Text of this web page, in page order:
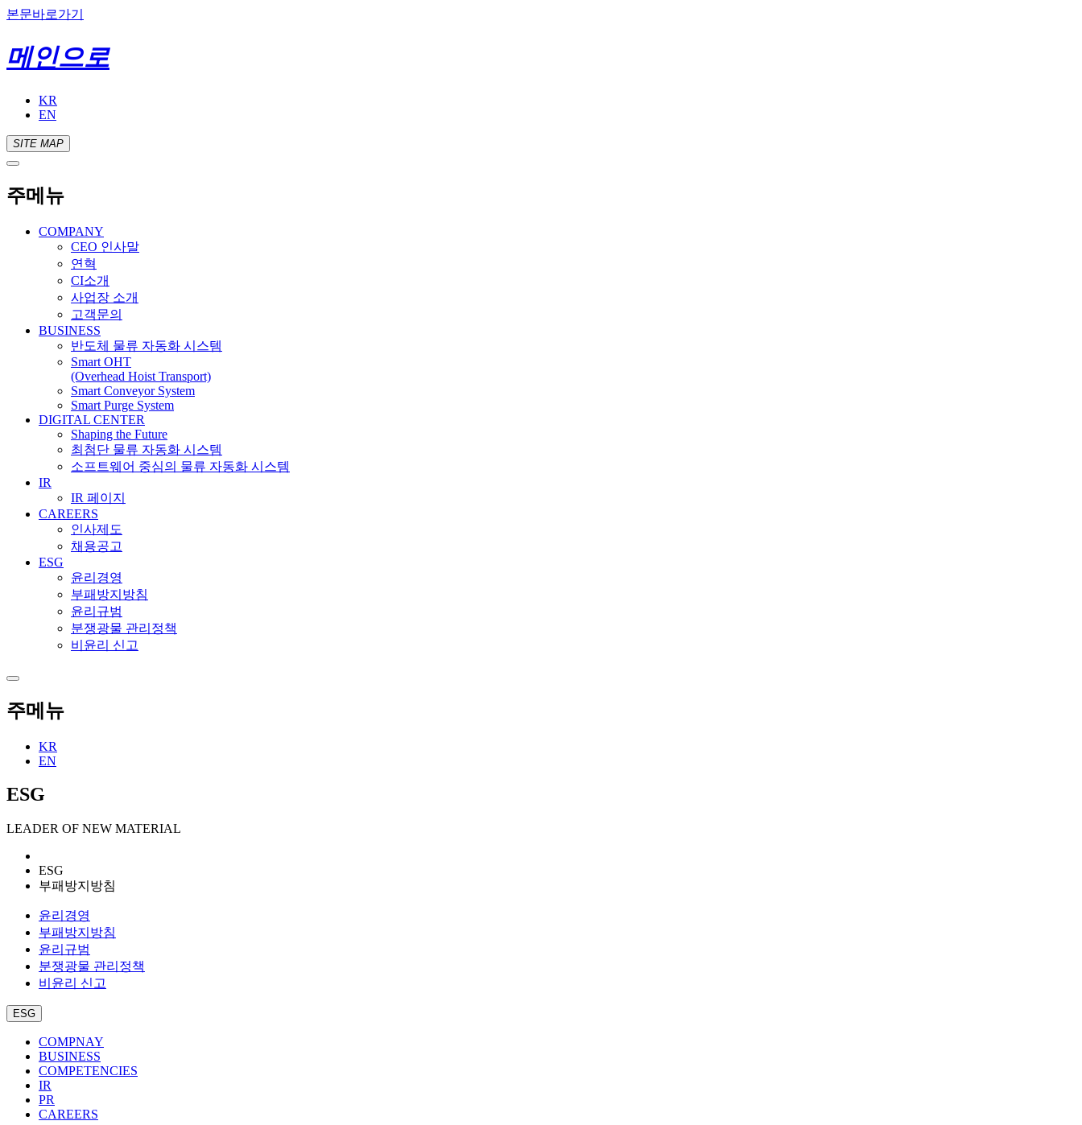
본문바로가기
메인으로
KR
EN
SITE MAP
주메뉴
COMPANY
CEO 인사말
연혁
CI소개
사업장 소개
고객문의
BUSINESS
반도체 물류 자동화 시스템
Smart OHT
(Overhead Hoist Transport)
Smart Conveyor System
Smart Purge System
DIGITAL CENTER
Shaping the Future
최첨단 물류 자동화 시스템
소프트웨어 중심의 물류 자동화 시스템
IR
IR 페이지
CAREERS
인사제도
채용공고
ESG
윤리경영
부패방지방침
윤리규범
분쟁광물 관리정책
비윤리 신고
주메뉴
KR
EN
ESG
LEADER OF NEW MATERIAL
ESG
부패방지방침
윤리경영
부패방지방침
윤리규범
분쟁광물 관리정책
비윤리 신고
ESG
COMPNAY
BUSINESS
COMPETENCIES
IR
PR
CAREERS